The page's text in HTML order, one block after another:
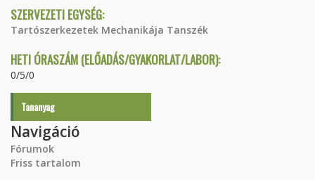
SZERVEZETI EGYSÉG:
Tartószerkezetek Mechanikája Tanszék
HETI ÓRASZÁM (ELŐADÁS/GYAKORLAT/LABOR):
0/5/0
Tananyag
Navigáció
Fórumok
Friss tartalom